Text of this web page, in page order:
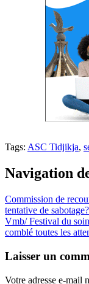
Tags: ASC Tidjikja,
Navigation
Commission de
tentative de sabotage?
Vmb/ Festival du
comblé toutes les
Laisser un
Votre adresse e-mail